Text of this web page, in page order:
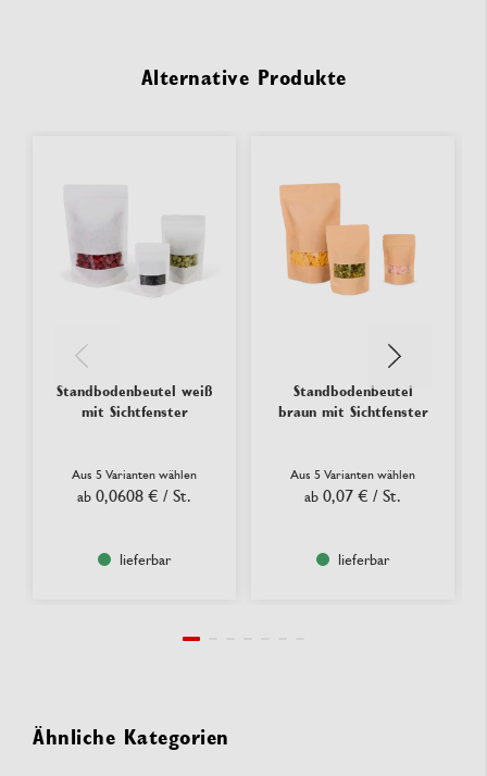
Alternative Produkte
Standbodenbeutel weiß
mit Sichtfenster
Aus 5 Varianten wählen
ab 0,0608 € / St.
lieferbar
Standbodenbeutel
braun mit Sichtfenster
Aus 5 Varianten wählen
ab 0,07 € / St.
lieferbar
Ähnliche Kategorien